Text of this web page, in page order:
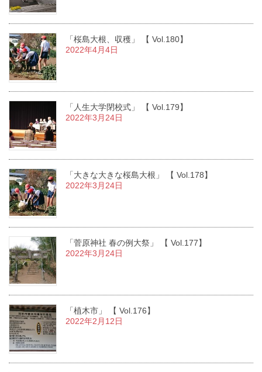
「桜島大根、収穫」 【 Vol.180】
2022年4月4日
「人生大学閉校式」 【 Vol.179】
2022年3月24日
「大きな大きな桜島大根」 【 Vol.178】
2022年3月24日
「菅原神社 春の例大祭」 【 Vol.177】
2022年3月24日
「植木市」 【 Vol.176】
2022年2月12日